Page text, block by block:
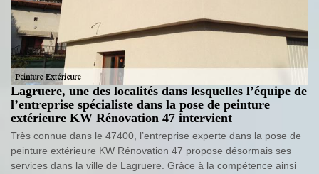
Lagruere, une des localités dans lesquelles l’équipe de
l’entreprise spécialiste dans la pose de peinture
extérieure KW Rénovation 47 intervient
Très connue dans le 47400, l’entreprise experte dans la pose de
peinture extérieure KW Rénovation 47 propose désormais ses
services dans la ville de Lagruere. Grâce à la compétence ainsi